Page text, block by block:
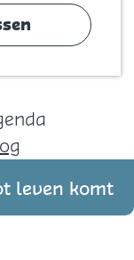
Eten
Slapen
leven komt